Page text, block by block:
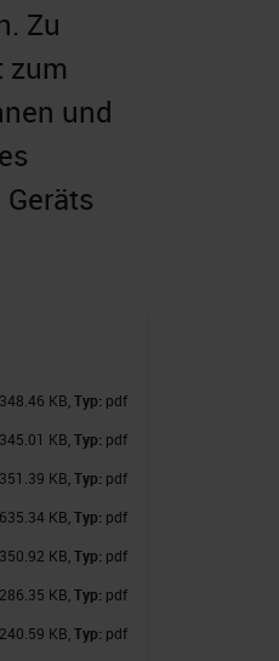
Zu
zum
und
KB, Typ:pdf
KB, Typ:pdf
KB, Typ:pdf
KB, Typ:pdf
KB, Typ:pdf
KB, Typ:pdf
KB, Typ:pdf